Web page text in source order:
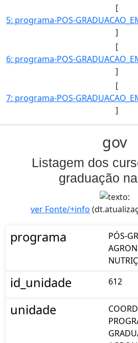
[
]
[
]
[
]
gov
Listagem dos
graduação
ver Fonte/+info
programa
PÓS-
id_unidade 612
unidade